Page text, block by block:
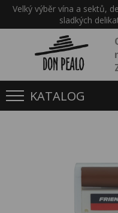
Velký výběr vína a sektů,
sladkých
KATALOG